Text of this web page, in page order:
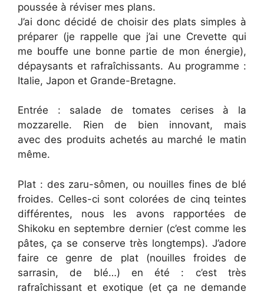
poussée à réviser mes plans.
J’ai donc décidé de choisir des plats simples à
préparer (je rappelle que j’ai une Crevette qui
me bouffe une bonne partie de mon énergie),
dépaysants et rafraîchissants. Au programme :
Italie, Japon et Grande-Bretagne.
Entrée : salade de tomates cerises à la
mozzarelle. Rien de bien innovant, mais
avec des produits achetés au marché le matin
même.
Plat : des zaru-sômen, ou nouilles fines de blé
froides. Celles-ci sont colorées de cinq teintes
différentes, nous les avons rapportées de
Shikoku en septembre dernier (c’est comme les
pâtes, ça se conserve très longtemps). J’adore
faire ce genre de plat (nouilles froides de
sarrasin, de blé…) en été : c’est très
rafraîchissant et exotique (et ça ne demande